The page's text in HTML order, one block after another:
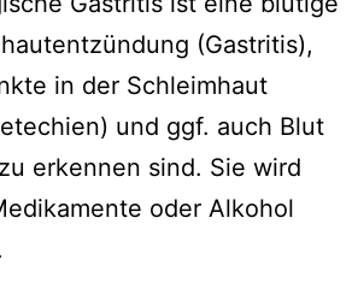
(Gastritis),
in der Schleimhaut
und ggf. auch Blut
erkennen sind. Sie wird
oder Alkohol